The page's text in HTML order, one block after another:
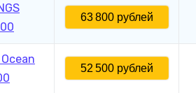
63 800 рублей
52 500 рублей